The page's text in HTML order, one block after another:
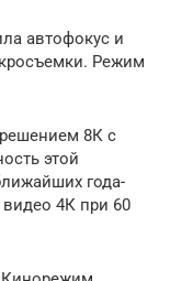
автофокус и
Режим
8К с
этой
года-
видео 4К при 60